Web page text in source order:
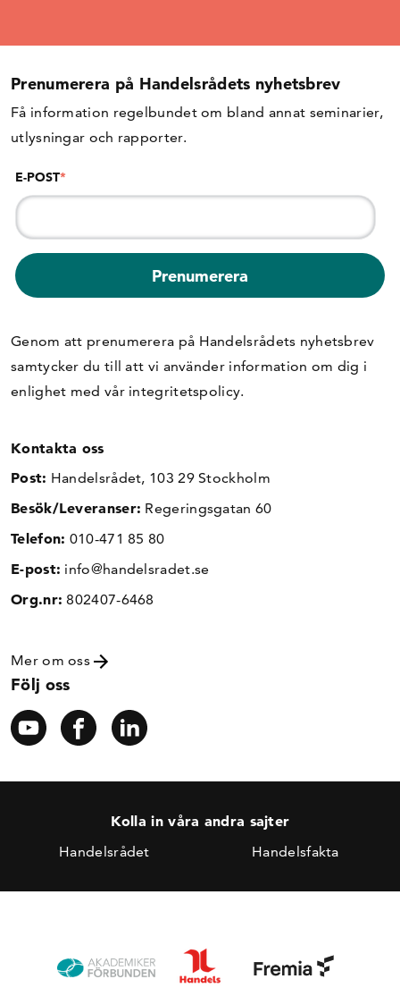
Prenumerera på Handelsrådets nyhetsbrev
Få information regelbundet om bland annat seminarier,
utlysningar och rapporter.
E-POST*
Genom att prenumerera på Handelsrådets nyhetsbrev
samtycker du till att vi använder information om dig i
enlighet med vår integritetspolicy.
Kontakta oss
Post: Handelsrådet, 103 29 Stockholm
Besök/Leveranser: Regeringsgatan 60
Telefon: 010-471 85 80
E-post: info@handelsradet.se
Org.nr: 802407-6468
Mer om oss
Följ oss
Kolla in våra andra sajter
Handelsrådet Handelsfakta